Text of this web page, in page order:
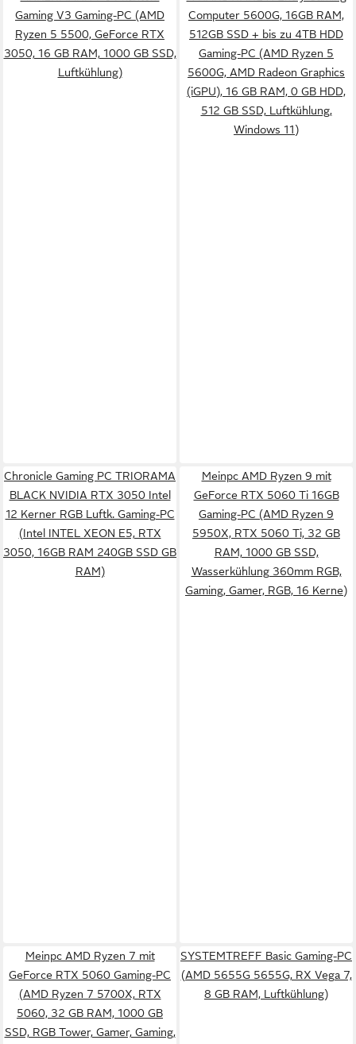
Gaming V3 Gaming-PC (AMD
Ryzen 5 5500, GeForce RTX
3050, 16 GB RAM, 1000 GB SSD,
Luftkühlung)
Computer 5600G, 16GB RAM,
512GB SSD + bis zu 4TB HDD
Gaming-PC (AMD Ryzen 5
5600G, AMD Radeon Graphics
(iGPU), 16 GB RAM, 0 GB HDD,
512 GB SSD, Luftkühlung,
Windows 11)
Chronicle Gaming PC TRIORAMA
BLACK NVIDIA RTX 3050 Intel
12 Kerner RGB Luftk. Gaming-PC
(Intel INTEL XEON E5, RTX
3050, 16GB RAM 240GB SSD GB
RAM)
Meinpc AMD Ryzen 9 mit
GeForce RTX 5060 Ti 16GB
Gaming-PC (AMD Ryzen 9
5950X, RTX 5060 Ti, 32 GB
RAM, 1000 GB SSD,
Wasserkühlung 360mm RGB,
Gaming, Gamer, RGB, 16 Kerne)
Meinpc AMD Ryzen 7 mit
GeForce RTX 5060 Gaming-PC
(AMD Ryzen 7 5700X, RTX
5060, 32 GB RAM, 1000 GB
SSD, RGB Tower, Gamer, Gaming,
SYSTEMTREFF Basic Gaming-PC
(AMD 5655G 5655G, RX Vega 7,
8 GB RAM, Luftkühlung)